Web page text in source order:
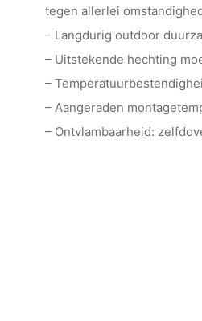
tegen allerlei
– Langdurig outdoor
– Uitstekende hechting
–
– Aangeraden
– Ontvlambaarheid: